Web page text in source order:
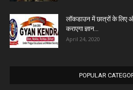
लॉकडाउन में छात्रों के लिए
कराएगा ज्ञान...
April 24, 2020
POPULAR